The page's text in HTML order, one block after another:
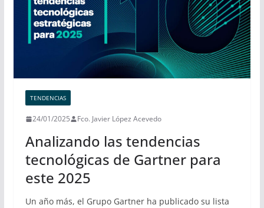
TENDENCIAS
24/01/2025 Fco. Javier López Acevedo
Analizando las tendencias
tecnológicas de Gartner para
este 2025
Un año más, el Grupo Gartner ha publicado su lista